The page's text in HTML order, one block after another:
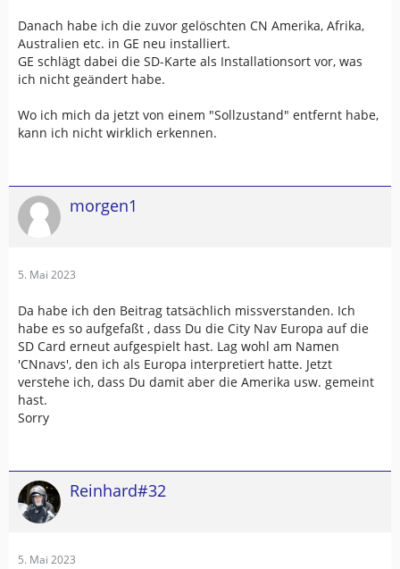
Danach habe ich die zuvor gelöschten CN Amerika, Afrika,
Australien etc. in GE neu installiert.
GE schlägt dabei die SD-Karte als Installationsort vor, was
ich nicht geändert habe.
Wo ich mich da jetzt von einem "Sollzustand" entfernt habe,
kann ich nicht wirklich erkennen.
morgen1
5. Mai 2023
Da habe ich den Beitrag tatsächlich missverstanden. Ich
habe es so aufgefaßt , dass Du die City Nav Europa auf die
SD Card erneut aufgespielt hast. Lag wohl am Namen
'CNnavs', den ich als Europa interpretiert hatte. Jetzt
verstehe ich, dass Du damit aber die Amerika usw. gemeint
hast.
Sorry
Reinhard#32
5. Mai 2023